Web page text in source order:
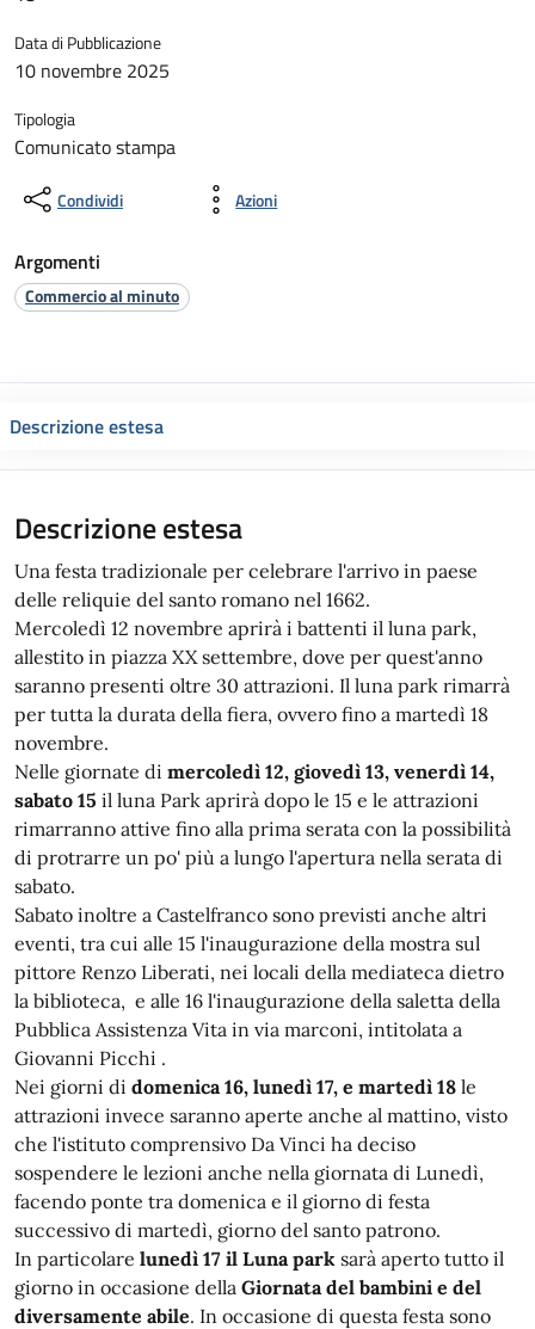
Data di Pubblicazione
10 novembre 2025
Tipologia
Comunicato stampa
Condividi Azioni
Argomenti
Commercio al minuto
Descrizione estesa
Descrizione estesa
Una festa tradizionale per celebrare l'arrivo in paese
delle reliquie del santo romano nel 1662.
Mercoledì 12 novembre aprirà i battenti il luna park,
allestito in piazza XX settembre, dove per quest'anno
saranno presenti oltre 30 attrazioni. Il luna park rimarrà
per tutta la durata della fiera, ovvero fino a martedì 18
novembre.
Nelle giornate di mercoledì 12, giovedì 13, venerdì 14,
sabato 15 il luna Park aprirà dopo le 15 e le attrazioni
rimarranno attive fino alla prima serata con la possibilità
di protrarre un po' più a lungo l'apertura nella serata di
sabato.
Sabato inoltre a Castelfranco sono previsti anche altri
eventi, tra cui alle 15 l'inaugurazione della mostra sul
pittore Renzo Liberati, nei locali della mediateca dietro
la biblioteca, e alle 16 l'inaugurazione della saletta della
Pubblica Assistenza Vita in via marconi, intitolata a
Giovanni Picchi .
Nei giorni di domenica 16, lunedì 17, e martedì 18 le
attrazioni invece saranno aperte anche al mattino, visto
che l'istituto comprensivo Da Vinci ha deciso
sospendere le lezioni anche nella giornata di Lunedì,
facendo ponte tra domenica e il giorno di festa
successivo di martedì, giorno del santo patrono.
In particolare lunedì 17 il Luna park sarà aperto tutto il
giorno in occasione della Giornata del bambini e del
diversamente abile. In occasione di questa festa sono